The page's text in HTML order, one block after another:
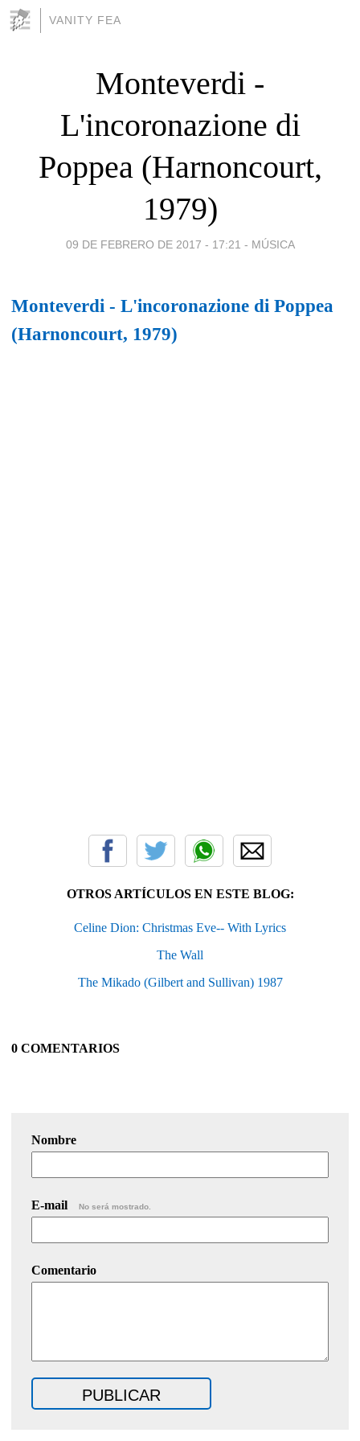
VANITY FEA
Monteverdi -
L'incoronazione di
Poppea (Harnoncourt,
1979)
09 DE FEBRERO DE 2017 - 17:21 - MÚSICA
Monteverdi - L'incoronazione di Poppea
(Harnoncourt, 1979)
OTROS ARTÍCULOS EN ESTE BLOG:
Celine Dion: Christmas Eve-- With Lyrics
The Wall
The Mikado (Gilbert and Sullivan) 1987
0 COMENTARIOS
Nombre
E-mail No será mostrado.
Comentario